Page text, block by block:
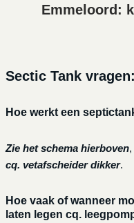
Emmeloord:
Sectic Tank vragen:
Hoe werkt een
Zie het schema hierboven,
cq. vetafscheider dikker.
Hoe vaak of wanneer
laten legen cq.